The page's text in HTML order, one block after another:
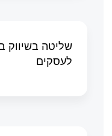
שליטה בשיווק
לעסקים